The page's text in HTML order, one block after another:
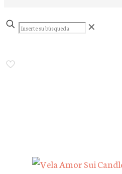
Inserte
su
✕